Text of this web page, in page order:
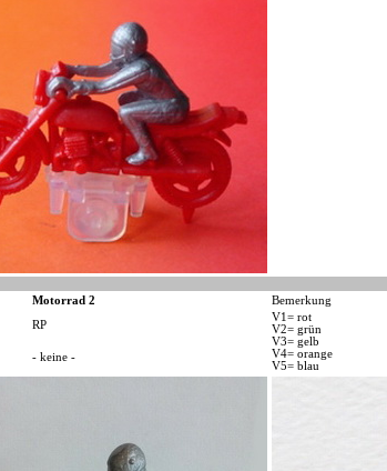
Motorrad 2
Bemerkung
RP
V1= rot
V2= grün
V3= gelb
V4= orange
V5= blau
- keine -